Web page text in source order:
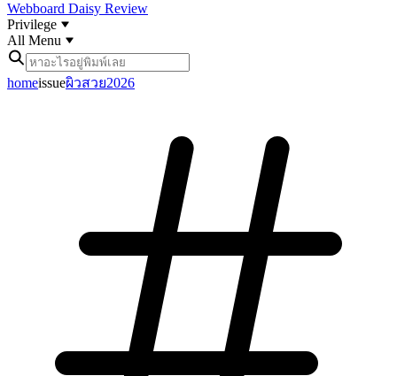
Webboard Daisy Review
Privilege
All Menu
homeissueผิวสวย2026